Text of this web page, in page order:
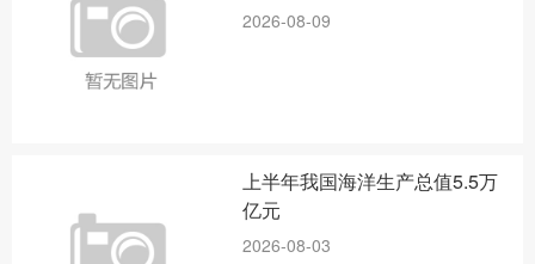
2026-08-09
上半年我国海洋生产总值5.5万
亿元
2026-08-03